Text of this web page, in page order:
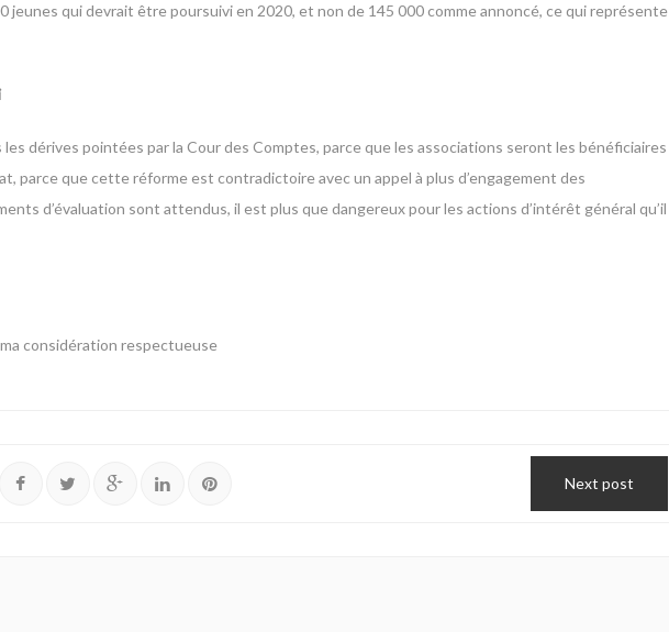
jeunes qui devrait être poursuivi en 2020, et non de 145 000 comme annoncé, ce qui représente
dérives pointées par la Cour des Comptes, parce que les associations seront les bénéficiaires
parce que cette réforme est contradictoire avec un appel à plus d’engagement des
d’évaluation sont attendus, il est plus que dangereux pour les actions d’intérêt général qu’il
considération respectueuse
Next post